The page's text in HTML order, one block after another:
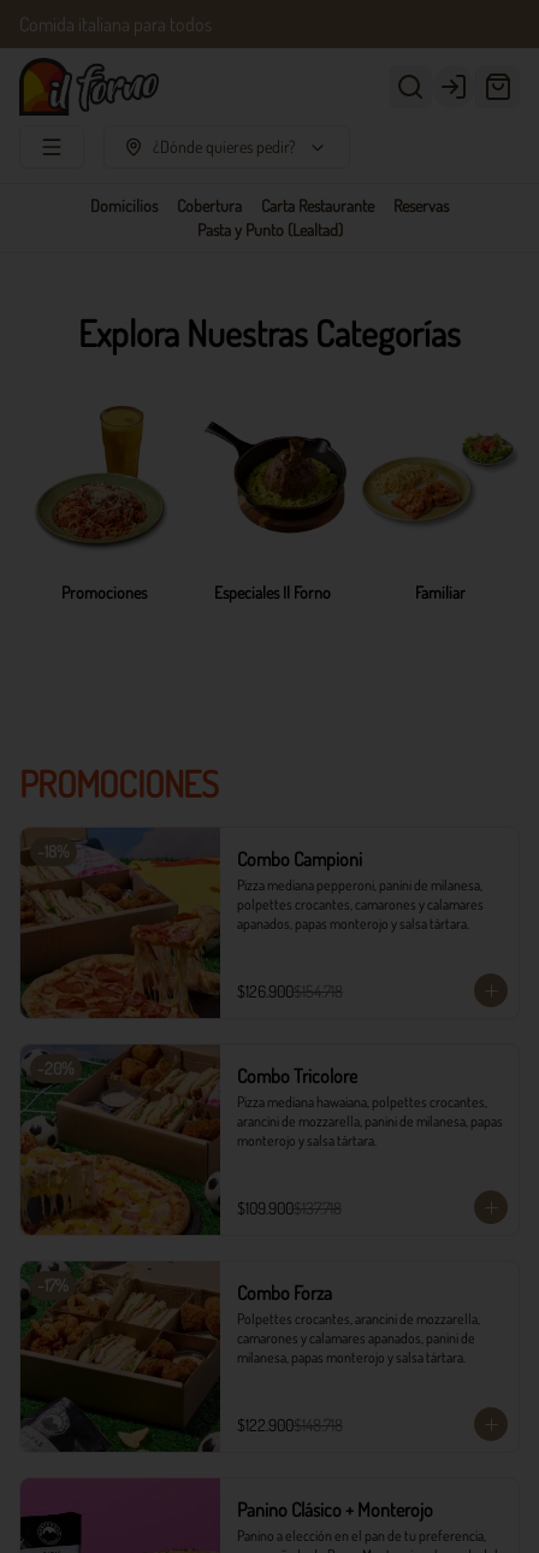
Comida italiana para todos
Login
¿Dónde quieres pedir?
Domicilios Cobertura Carta Restaurante
Reservas
Pasta y Punto (Lealtad)
Explora Nuestras Categorías
Promociones Especiales Il Forno Familiar
PROMOCIONES
-18% Combo Campioni
Pizza mediana pepperoni, panini de milanesa,
polpettes crocantes, camarones y calamares
apanados, papas monterojo y salsa tártara.
$126.900$154.718
-20% Combo Tricolore
Pizza mediana hawaiana, polpettes crocantes,
arancini de mozzarella, panini de milanesa, papas
monterojo y salsa tártara.
$109.900$137.718
-17% Combo Forza
Polpettes crocantes, arancini de mozzarella,
camarones y calamares apanados, panini de
milanesa, papas monterojo y salsa tártara.
$122.900$148.718
Panino Clásico + Monterojo
Panino a elección en el pan de tu preferencia,